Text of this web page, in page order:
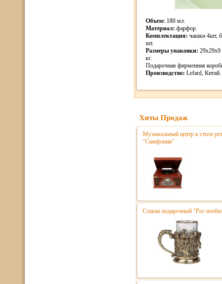
Объем: 180 мл.
Материал: фарфор.
Комплектация: чашки 4шт,
шт.
Размеры упаковки:
кг.
Подарочная фирменная
Производство: Lefard, Китай.
Хиты Продаж
Музыкальный центр в стиле
"Симфония"
Стакан подарочный "Рог